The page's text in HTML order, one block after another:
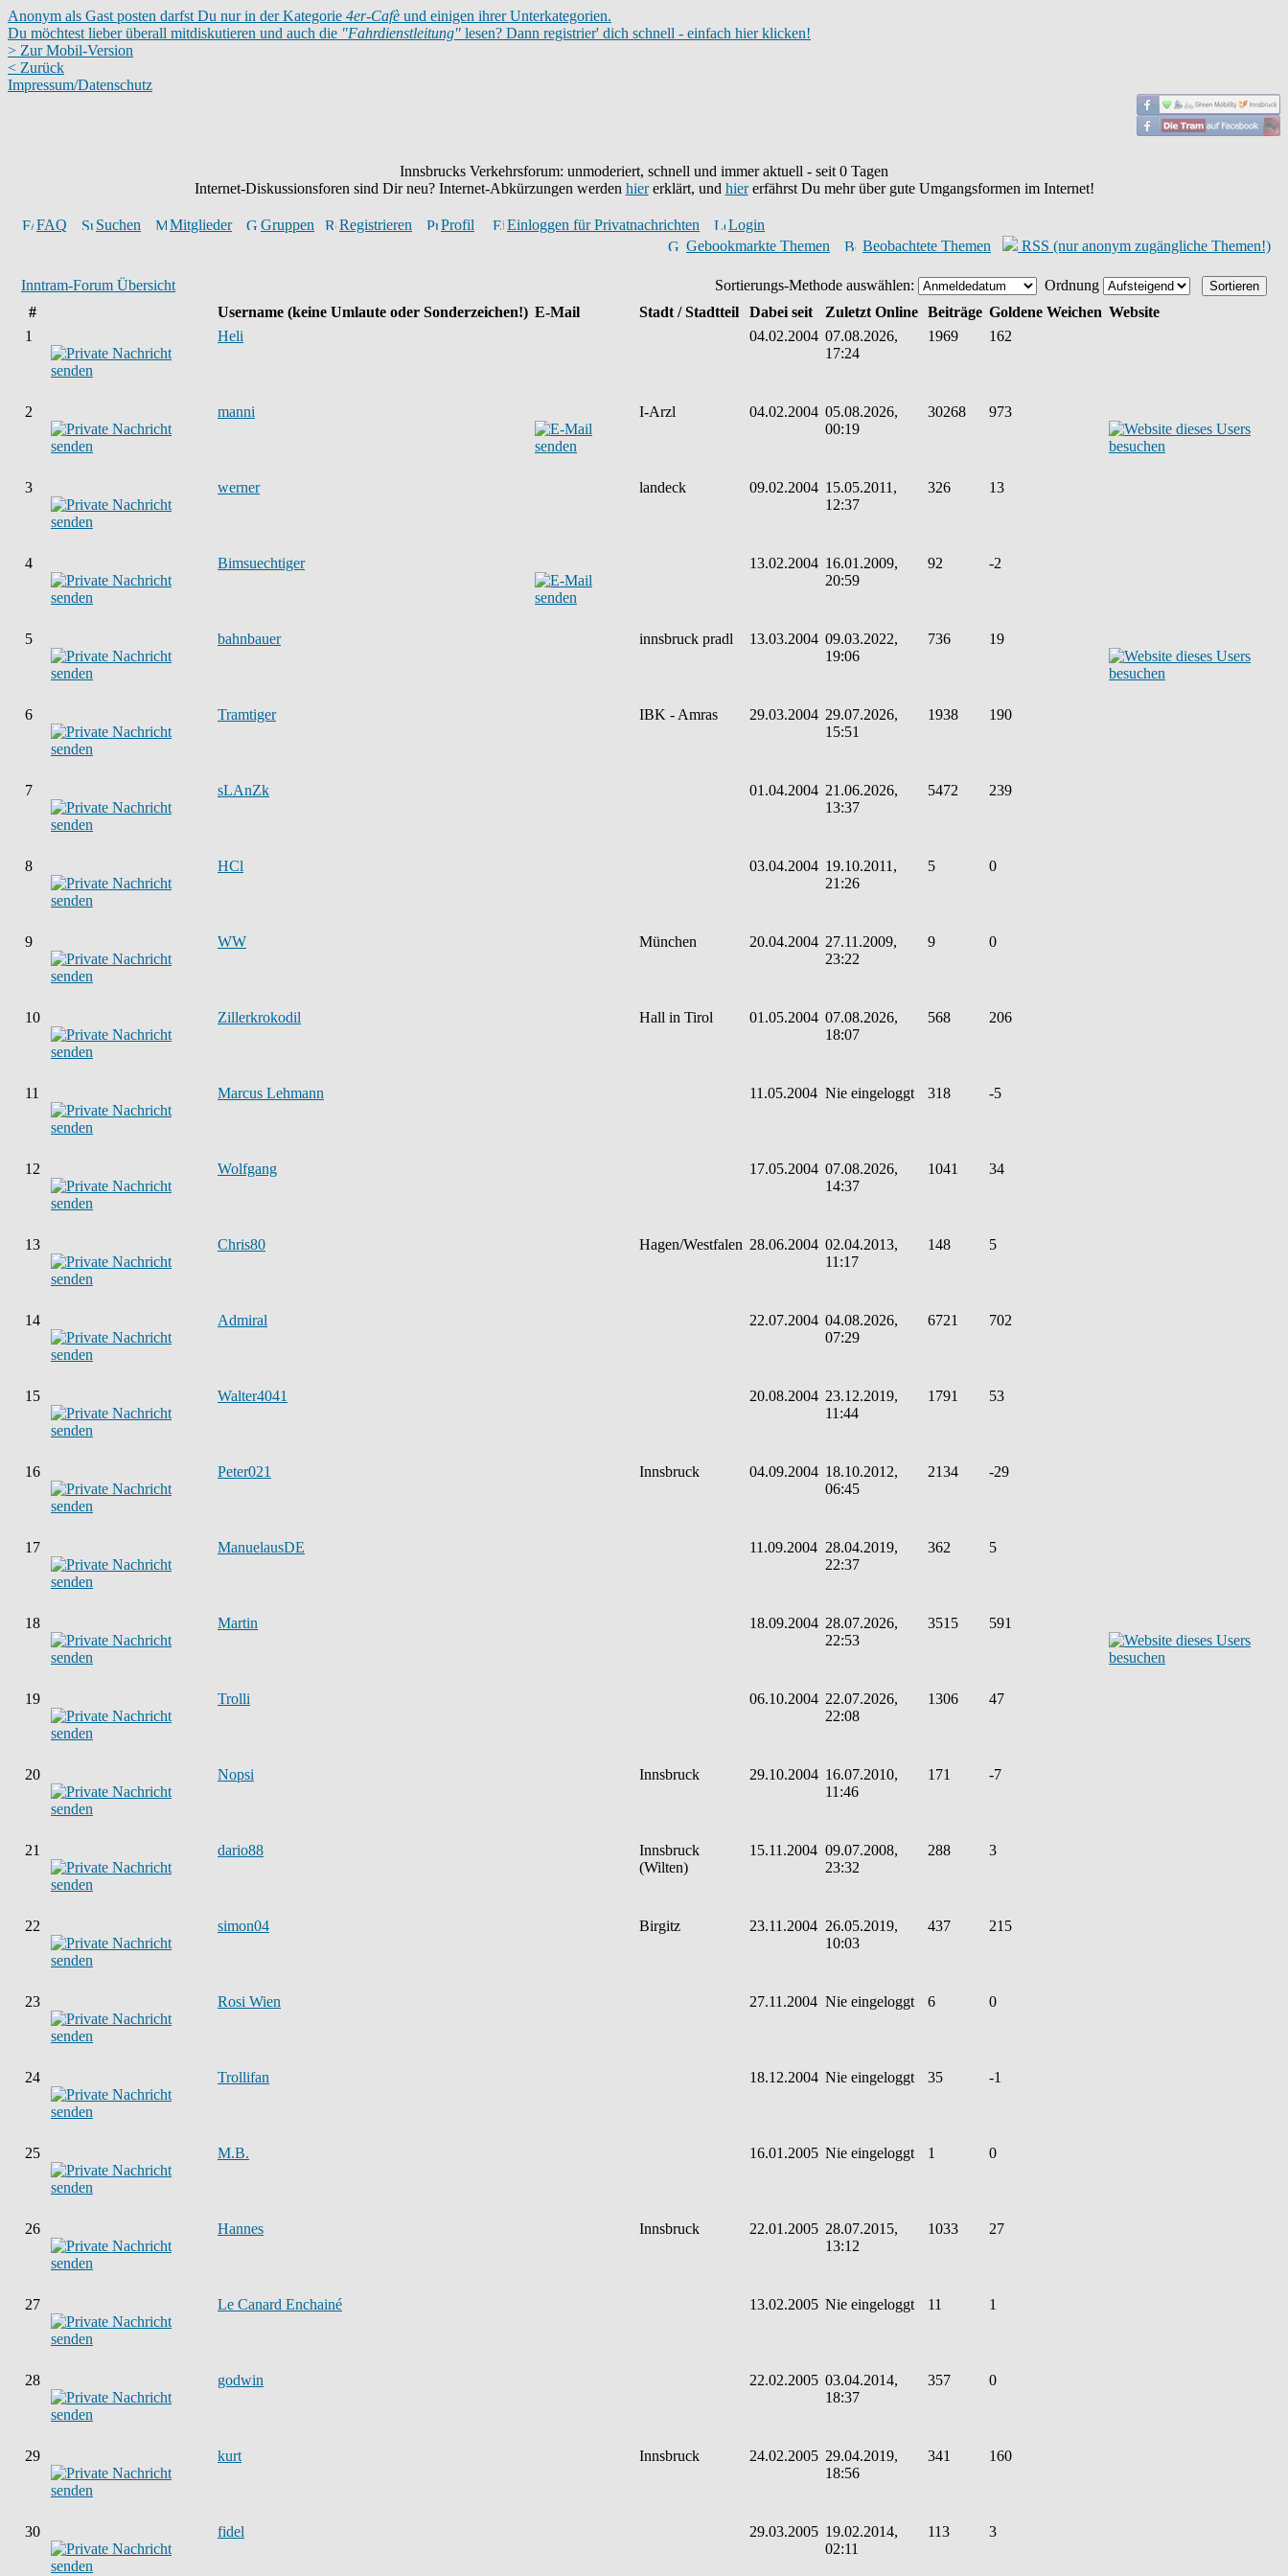
Anonym als Gast posten darfst Du nur in der Kategorie 4er-Cafè und einigen ihrer Unterkategorien.
Du möchtest lieber überall mitdiskutieren und auch die "Fahrdienstleitung" lesen? Dann registrier' dich schnell - einfach hier klicken!
> Zur Mobil-Version
< Zurück
Impressum/Datenschutz
Innsbrucks Verkehrsforum: unmoderiert, schnell und immer aktuell - seit 0 Tagen
Internet-Diskussionsforen sind Dir neu? Internet-Abkürzungen werden hiererklärt, und hiererfährst Du mehr über gute Umgangsformen im Internet!
FAQ Suchen Mitglieder Gruppen Registrieren Profil Einloggen für Privatnachrichten
Login
Gebookmarkte Themen
Beobachtete Themen RSS (nur anonym zugängliche Themen!)
Inntram-Forum Übersicht Sortierungs-Methode auswählen:
Ordnung
#
Username (keine Umlaute oder Sonderzeichen!) E-Mail Stadt / Stadtteil Dabei seit Zuletzt Online Beiträge Goldene Weichen Website
1
Heli 04.02.2004 07.08.2026,
17:24
1969 162
2 manni I-Arzl 04.02.2004 05.08.2026,
00:19
30268 973
3 werner landeck 09.02.2004 15.05.2011,
12:37
326 13
4 Bimsuechtiger 13.02.2004 16.01.2009,
20:59
92 -2
5 bahnbauer innsbruck pradl 13.03.2004 09.03.2022,
19:06
736 19
6 Tramtiger IBK - Amras 29.03.2004 29.07.2026,
15:51
1938 190
7 sLAnZk 01.04.2004 21.06.2026,
13:37
5472 239
8 HCl 03.04.2004 19.10.2011,
21:26
5 0
9 WW München 20.04.2004 27.11.2009,
23:22
9 0
10 Zillerkrokodil Hall in Tirol 01.05.2004 07.08.2026,
18:07
568 206
11 Marcus Lehmann 11.05.2004 Nie eingeloggt 318 -5
12 Wolfgang 17.05.2004 07.08.2026,
14:37
1041 34
13 Chris80 Hagen/Westfalen 28.06.2004 02.04.2013,
11:17
148 5
14 Admiral 22.07.2004 04.08.2026,
07:29
6721 702
15 Walter4041 20.08.2004 23.12.2019,
11:44
1791 53
16 Peter021 Innsbruck 04.09.2004 18.10.2012,
06:45
2134 -29
17 ManuelausDE 11.09.2004 28.04.2019,
22:37
362 5
18 Martin 18.09.2004 28.07.2026,
22:53
3515 591
19 Trolli 06.10.2004 22.07.2026,
22:08
1306 47
20 Nopsi Innsbruck 29.10.2004 16.07.2010,
11:46
171 -7
21 dario88
Innsbruck
(Wilten)
15.11.2004 09.07.2008,
23:32
288 3
22 simon04 Birgitz 23.11.2004 26.05.2019,
10:03
437 215
23 Rosi Wien 27.11.2004 Nie eingeloggt 6 0
24 Trollifan 18.12.2004 Nie eingeloggt 35 -1
25 M.B. 16.01.2005 Nie eingeloggt 1 0
26 Hannes Innsbruck 22.01.2005 28.07.2015,
13:12
1033 27
27 Le Canard Enchainé 13.02.2005 Nie eingeloggt 11 1
28 godwin 22.02.2005 03.04.2014,
18:37
357 0
29 kurt Innsbruck 24.02.2005 29.04.2019,
18:56
341 160
30 fidel 29.03.2005 19.02.2014,
02:11
113 3